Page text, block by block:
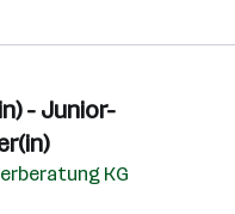
- Junior-
KG